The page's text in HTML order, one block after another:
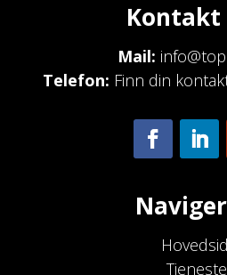
Mail:
Telefon: Finn din